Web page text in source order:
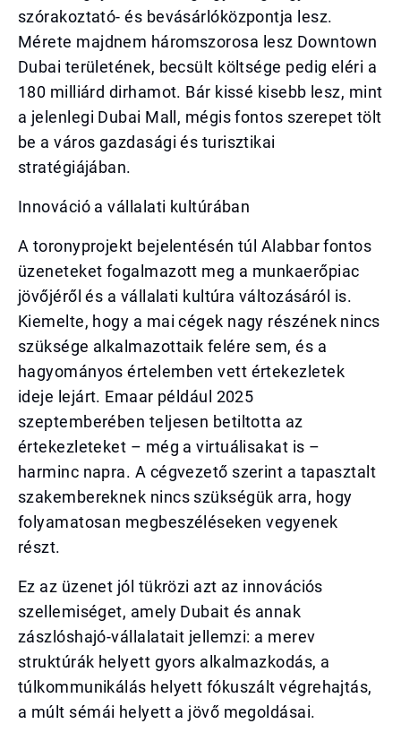
szórakoztató- és bevásárlóközpontja lesz.
Mérete majdnem háromszorosa lesz Downtown
Dubai területének, becsült költsége pedig eléri a
180 milliárd dirhamot. Bár kissé kisebb lesz, mint
a jelenlegi Dubai Mall, mégis fontos szerepet tölt
be a város gazdasági és turisztikai
stratégiájában.
Innováció a vállalati kultúrában
A toronyprojekt bejelentésén túl Alabbar fontos
üzeneteket fogalmazott meg a munkaerőpiac
jövőjéről és a vállalati kultúra változásáról is.
Kiemelte, hogy a mai cégek nagy részének nincs
szüksége alkalmazottaik felére sem, és a
hagyományos értelemben vett értekezletek
ideje lejárt. Emaar például 2025
szeptemberében teljesen betiltotta az
értekezleteket – még a virtuálisakat is –
harminc napra. A cégvezető szerint a tapasztalt
szakembereknek nincs szükségük arra, hogy
folyamatosan megbeszéléseken vegyenek
részt.
Ez az üzenet jól tükrözi azt az innovációs
szellemiséget, amely Dubait és annak
zászlóshajó-vállalatait jellemzi: a merev
struktúrák helyett gyors alkalmazkodás, a
túlkommunikálás helyett fókuszált végrehajtás,
a múlt sémái helyett a jövő megoldásai.